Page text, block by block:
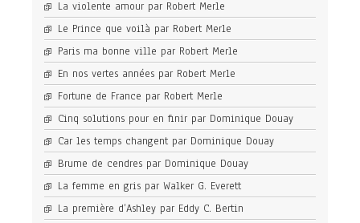
La violente amour par Robert Merle
Le Prince que voilà par Robert Merle
Paris ma bonne ville par Robert Merle
En nos vertes années par Robert Merle
Fortune de France par Robert Merle
Cinq solutions pour en finir par Dominique Douay
Car les temps changent par Dominique Douay
Brume de cendres par Dominique Douay
La femme en gris par Walker G. Everett
La première d’Ashley par Eddy C. Bertin